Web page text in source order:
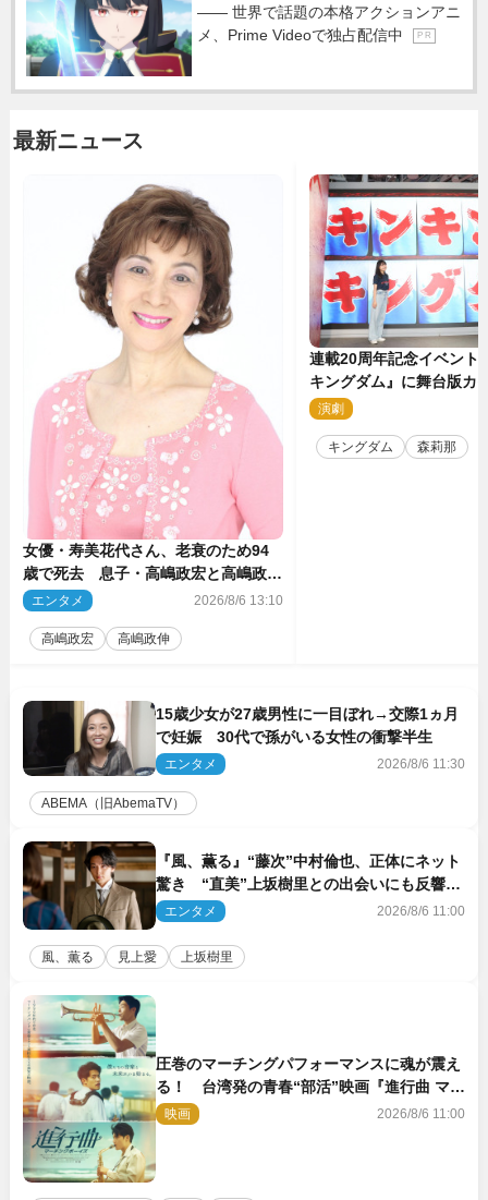
―― 世界で話題の本格アクションアニ
メ、Prime Videoで独占配信中
P R
最新ニュース
女優・寿美花代さん、老衰のため94
歳で死去 息子・高嶋政宏と高嶋政伸
がコメント「いつもユーモアを忘れな
エンタメ 2026/8/6 13:10
高嶋政宏 高嶋政伸
連載20周年記念イベント
キングダム』に舞台版カ
那が潜入！【密着レポー
演劇
キングダム 森莉那
15歳少女が27歳男性に一目ぼれ→交際1ヵ月
で妊娠 30代で孫がいる女性の衝撃半生
エンタメ 2026/8/6 11:30
ABEMA（旧AbemaTV）
『風、薫る』“藤次”中村倫也、正体にネット
驚き “直美”上坂樹里との出会いにも反響
「力になってくれそう」「仲良くしなよ！」
エンタメ 2026/8/6 11:00
風、薫る 見上愛 上坂樹里
圧巻のマーチングパフォーマンスに魂が震え
る！ 台湾発の青春“部活”映画『進行曲 マー
チングボーイズ』予告解禁
映画 2026/8/6 11:00